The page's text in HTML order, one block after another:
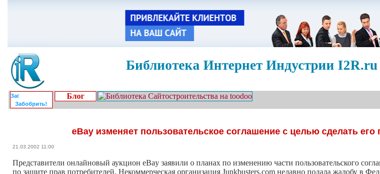
Библиотека Интернет Индустрии I2R.ru
Забобрить!
Блог
eBay изменяет пользовательское соглашение с целью сделать
21.03.2002 11:00
Представители онлайновый аукцион eBay заявили о планах по изменению части пользовательского
по защите прав потребителей. Некоммерческая организация Junkbusters.com недавно подала жалобу в